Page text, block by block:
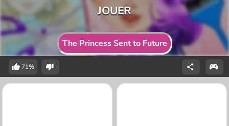
The Princess Sent to Future
71%